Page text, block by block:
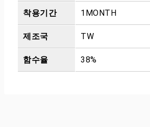
착용기간 1MONTH
제조국 TW
함수율 38%